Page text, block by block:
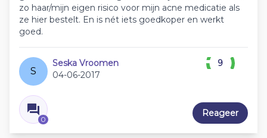
zo haar/mijn eigen risico voor mijn acne medicatie als
ze hier bestelt. En is nét iets goedkoper en werkt
goed.
S
Seska Vroomen
04-06-2017
0
9
Reageer